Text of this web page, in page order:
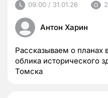
09:00 / 31.01.26
Антон Харин
Рассказываем о планах
облика исторического
Томска